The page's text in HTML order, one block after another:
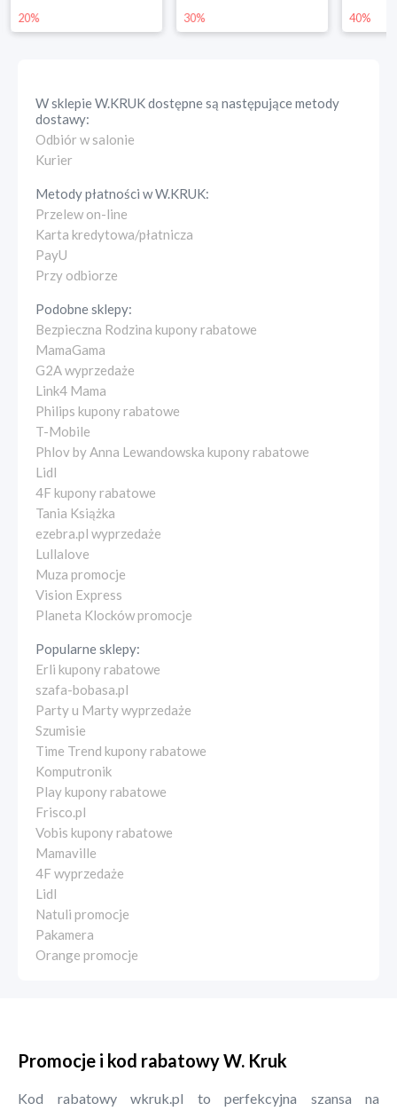
20% 30% 40%
W sklepieW.KRUKdostępne są następujące metody
dostawy:
Odbiór w salonie
Kurier
Metody płatności wW.KRUK:
Przelew on-line
Karta kredytowa/płatnicza
PayU
Przy odbiorze
Podobne sklepy:
Bezpieczna Rodzina kupony rabatowe
MamaGama
G2A wyprzedaże
Link4 Mama
Philips kupony rabatowe
T-Mobile
Phlov by Anna Lewandowska kupony rabatowe
Lidl
4F kupony rabatowe
Tania Książka
ezebra.pl wyprzedaże
Lullalove
Muza promocje
Vision Express
Planeta Klocków promocje
Popularne sklepy:
Erli kupony rabatowe
szafa-bobasa.pl
Party u Marty wyprzedaże
Szumisie
Time Trend kupony rabatowe
Komputronik
Play kupony rabatowe
Frisco.pl
Vobis kupony rabatowe
Mamaville
4F wyprzedaże
Lidl
Natuli promocje
Pakamera
Orange promocje
Promocje i kod rabatowy W. Kruk
Kod rabatowy wkruk.pl to perfekcyjna szansa na